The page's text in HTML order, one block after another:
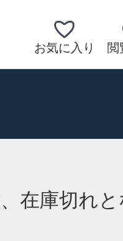
お気に入り 閲
在庫切れ